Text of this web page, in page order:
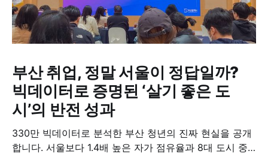
부산 취업, 정말 서울이 정답일까?
빅데이터로 증명된 ‘살기 좋은 도
시’의 반전 성과
330만 빅데이터로 분석한 부산 청년의 진짜 현실을 공개
합니다. 서울보다 1.4배 높은 자가 점유율과 8대 도시 중